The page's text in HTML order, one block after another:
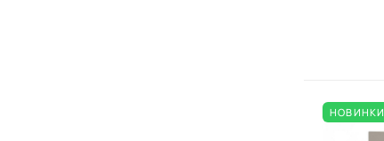
НОВИНКИ